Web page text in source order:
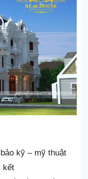
kỹ – mỹ thuật
kết